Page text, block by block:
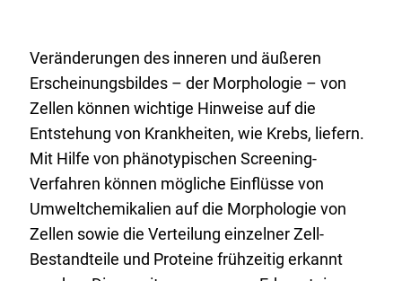
Veränderungen des inneren und äußeren
Erscheinungsbildes – der Morphologie – von
Zellen können wichtige Hinweise auf die
Entstehung von Krankheiten, wie Krebs, liefern.
Mit Hilfe von phänotypischen Screening-
Verfahren können mögliche Einflüsse von
Umweltchemikalien auf die Morphologie von
Zellen sowie die Verteilung einzelner Zell-
Bestandteile und Proteine frühzeitig erkannt